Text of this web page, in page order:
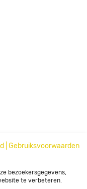
Gebruiksvoorwaarden
bezoekersgegevens,
te verbeteren.